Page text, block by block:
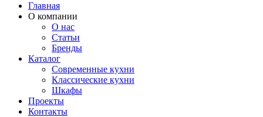
Главная
О компании
О нас
Статьи
Бренды
Каталог
Современные кухни
Классические кухни
Шкафы
Проекты
Контакты